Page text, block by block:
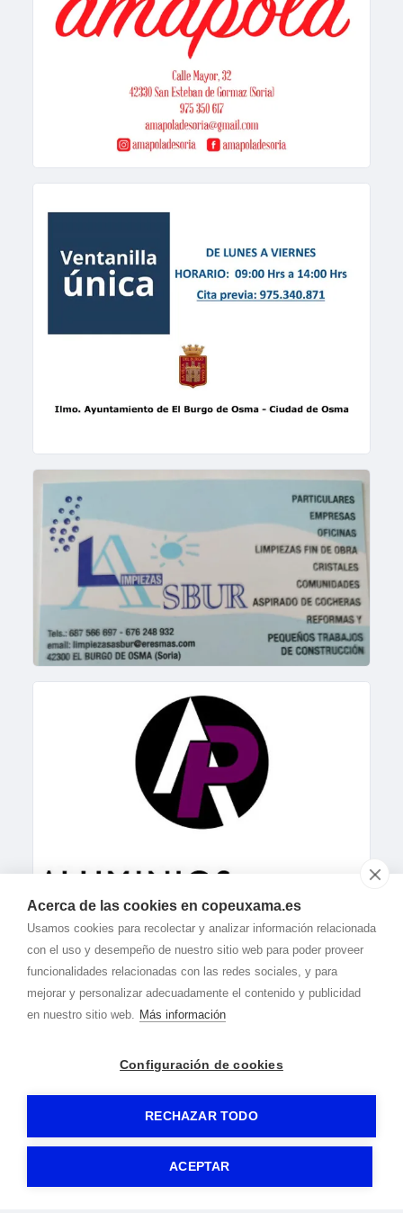
Acerca de las cookies en copeuxama.es
Usamos cookies para recolectar y analizar información relacionada
con el uso y desempeño de nuestro sitio web para poder proveer
funcionalidades relacionadas con las redes sociales, y para
mejorar y personalizar adecuadamente el contenido y publicidad
en nuestro sitio web. Más información
Configuración de cookies
RECHAZAR TODO
ACEPTAR
© 2020-2026 Cope Uxama -Aviso legal|Política de privacidad|
Política de cookies-By